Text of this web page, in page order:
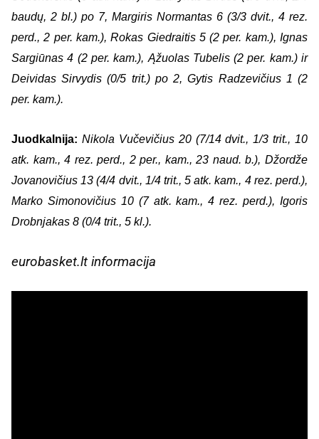
baudų, 2 bl.) po 7, Margiris Normantas 6 (3/3 dvit., 4 rez.
perd., 2 per. kam.), Rokas Giedraitis 5 (2 per. kam.), Ignas
Sargiūnas 4 (2 per. kam.), Ąžuolas Tubelis (2 per. kam.) ir
Deividas Sirvydis (0/5 trit.) po 2, Gytis Radzevičius 1 (2
per. kam.).
Juodkalnija: Nikola Vučevičius 20 (7/14 dvit., 1/3 trit., 10
atk. kam., 4 rez. perd., 2 per., kam., 23 naud. b.), Džordže
Jovanovičius 13 (4/4 dvit., 1/4 trit., 5 atk. kam., 4 rez. perd.),
Marko Simonovičius 10 (7 atk. kam., 4 rez. perd.), Igoris
Drobnjakas 8 (0/4 trit., 5 kl.).
eurobasket.lt informacija